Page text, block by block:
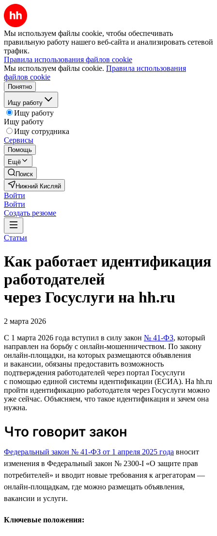
Мы используем файлы cookie, чтобы обеспечивать
правильную работу нашего веб-сайта и анализировать сетевой
трафик.
Правила использования файлов cookie
Мы используем файлы cookie. Правила использования
файлов cookie
Понятно
Ищу работу
Ищу работу
Ищу работу
Ищу сотрудника
Сервисы
Помощь
Ещё
Поиск
Нижний Кисляй
Войти
Войти
Создать резюме
Статьи
Как работает идентификация
работодателей
через Госуслуги на hh.ru
2 марта 2026
С 1 марта 2026 года вступил в силу закон № 41-ФЗ, который
направлен на борьбу с онлайн-мошенничеством. По закону
онлайн-площадки, на которых размещаются объявления
и вакансии, обязаны предоставить возможность
подтверждения работодателей через портал Госуслуги
с помощью единой системы идентификации (ЕСИА). На hh.ru
пройти идентификацию работодателя через Госуслуги можно
уже сейчас. Объясняем, что такое идентификация и зачем она
нужна.
Что говорит закон
Федеральный закон № 41-ФЗ от 1 апреля 2025 года вносит
изменения в Федеральный закон № 2300-I «О защите прав
потребителей» и вводит новые требования к агрегаторам —
онлайн-площадкам, где можно размещать объявления,
вакансии и услуги.
Ключевые положения: